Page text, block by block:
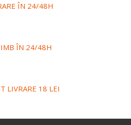
ÎN 24/48H
ÎN 24/48H
LIVRARE 18 LEI